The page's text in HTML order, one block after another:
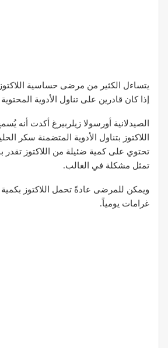
يتساءل الكثير من مرضى حساسية
إذا كان قادرين على تناول الأدوية
الصيدلانية أورسولا زيلربيرغ أكدت
اللاكتوز بتناول الأدوية المتضمنة سكر
تحتوي على كمية ضئيلة من اللاكتوز تقدر
تمثل مشكلة في الغالب.
غرامات يومياً.